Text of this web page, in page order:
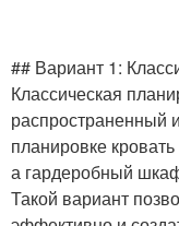
## Вариант 1:
Классическая
распространенный
планировке
а гардеробный
Такой вариант